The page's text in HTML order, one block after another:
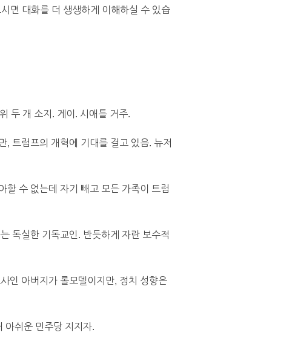
면 대화를 더 생생하게 이해하실 수 있습
두 개 소지. 게이. 시애틀 거주.
, 트럼프의 개혁에 기대를 걸고 있음. 뉴저
할 수 없는데 자기 빼고 모든 가족이 트럼
독실한 기독교인. 반듯하게 자란 보수적
인 아버지가 롤모델이지만, 정치 성향은
아쉬운 민주당 지지자.